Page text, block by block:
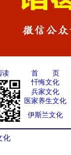
读 首 页
忏悔文化
兵家文化
医家养生文化
伊斯兰文化
化